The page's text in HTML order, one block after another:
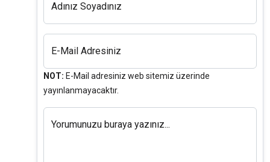
Adınız Soyadınız
E-Mail Adresiniz
NOT: E-Mail adresiniz web sitemiz üzerinde
yayınlanmayacaktır.
Yorumunuzu buraya yazınız...